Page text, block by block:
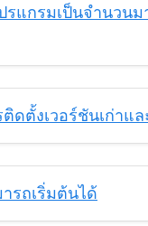
แกรมเป็นจำนวน
ดตั้งเวอร์ชันเก่าแ
รถเริ่มต้นได้